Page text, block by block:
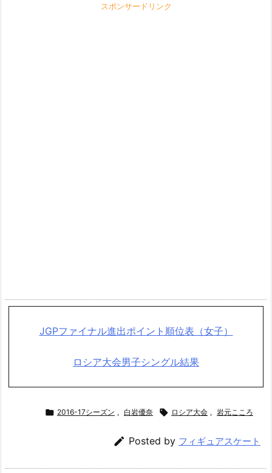
スポンサードリンク
JGPファイナル進出ポイント順位表（女子）
ロシア大会男子シングル結果
 2016-17シーズン , 白岩優奈  ロシア大会 , 岩元こころ
 Posted by フィギュアスケート